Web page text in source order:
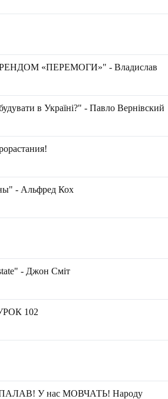
«ПЕРЕМОГИ»" - Владислав
в Україні?" - Павло Вернівский
- Альфред Кох
- Джон Сміт
102
У нас МОВЧАТЬ! Народу